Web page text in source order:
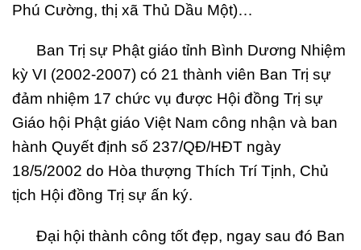
Phú Cường, thị xã Thủ Dầu Một)…
Ban Trị sự Phật giáo tỉnh Bình Dương Nhiệm
kỳ VI (2002-2007) có 21 thành viên Ban Trị sự
đảm nhiệm 17 chức vụ được Hội đồng Trị sự
Giáo hội Phật giáo Việt Nam công nhận và ban
hành Quyết định số 237/QĐ/HĐT ngày
18/5/2002 do Hòa thượng Thích Trí Tịnh, Chủ
tịch Hội đồng Trị sự ấn ký.
Đại hội thành công tốt đẹp, ngay sau đó Ban